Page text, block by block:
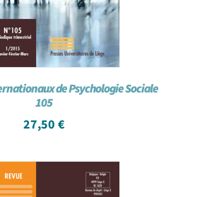
de Psychologie Sociale
105
27,50 €